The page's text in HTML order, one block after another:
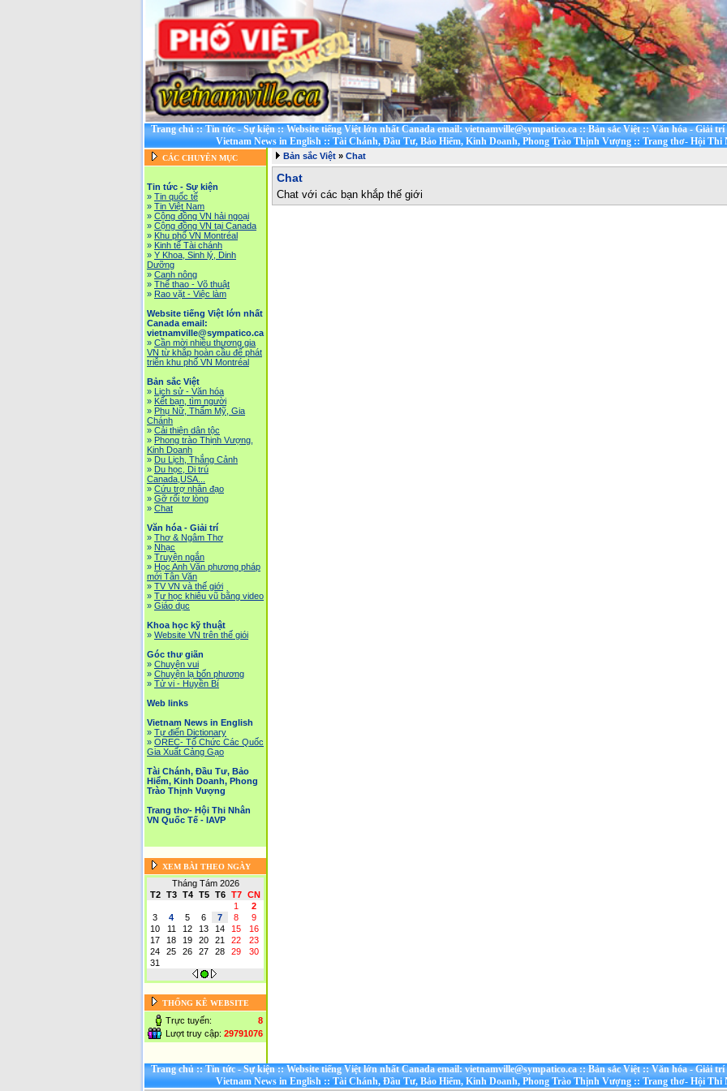
Trang chủ::Tin tức - Sự kiện::Website tiếng Việt lớn nhất Canada email: vietnamville@sympatico.ca::Bản sắc Việt::Văn hóa - Giải trí
Vietnam News in English::Tài Chánh, Đầu Tư, Bảo Hiểm, Kinh Doanh, Phong Trào Thịnh Vượng::Trang thơ- Hội Thi
CÁC CHUYÊN MỤC
Tin tức - Sự kiện
» Tin quốc tế
» Tin Việt Nam
» Cộng đồng VN hải ngoại
» Cộng đồng VN tại Canada
» Khu phố VN Montréal
» Kinh tế Tài chánh
» Y Khoa, Sinh lý, Dinh
Dưỡng
» Canh nông
» Thể thao - Võ thuật
» Rao vặt - Việc làm
Website tiếng Việt lớn nhất
Canada email:
vietnamville@sympatico.ca
» Cần mời nhiều thương gia
VN từ khắp hoàn cầu để phát
triễn khu phố VN Montréal
Bản sắc Việt
» Lịch sử - Văn hóa
» Kết bạn, tìm người
» Phụ Nữ, Thẩm Mỹ, Gia
Chánh
» Cải thiện dân tộc
» Phong trào Thịnh Vượng,
Kinh Doanh
» Du Lịch, Thắng Cảnh
» Du học, Di trú
Canada,USA...
» Cứu trợ nhân đạo
» Gỡ rối tơ lòng
» Chat
Văn hóa - Giải trí
» Thơ & Ngâm Thơ
» Nhạc
» Truyện ngắn
» Học Anh Văn phương pháp
mới Tân Văn
» TV VN và thế giới
» Tự học khiêu vũ bằng video
» Giáo dục
Khoa học kỹ thuật
» Website VN trên thế giói
Góc thư giãn
» Chuyện vui
» Chuyện lạ bốn phương
» Tử vi - Huyền Bí
Web links
Vietnam News in English
» Tự điển Dictionary
» OREC- Tố Chức Các Quốc
Gia Xuất Cảng Gạo
Tài Chánh, Đầu Tư, Bảo
Hiểm, Kinh Doanh, Phong
Trào Thịnh Vượng
Trang thơ- Hội Thi Nhân
VN Quốc Tế - IAVP
XEM BÀI THEO NGÀY
Tháng Tám 2026
T2
T3 T4 T5 T6 T7
CN
1
2
3
4 5 6 7 8
9
10
11 12 13 14 15
16
17
18 19 20 21 22
23
24
25 26 27 28 29
30
31
THỐNG KÊ WEBSITE
Trực tuyến:
8
Lượt truy cập: 29791076
Bản sắc Việt » Chat
Chat
Chat với các bạn khắp thế giới
Trang chủ::Tin tức - Sự kiện::Website tiếng Việt lớn nhất Canada email: vietnamville@sympatico.ca::Bản sắc Việt::Văn hóa - Giải trí
Vietnam News in English::Tài Chánh, Đầu Tư, Bảo Hiểm, Kinh Doanh, Phong Trào Thịnh Vượng::Trang thơ- Hội Thi